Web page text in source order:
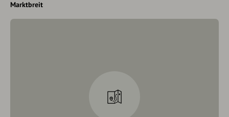
Marktbreit